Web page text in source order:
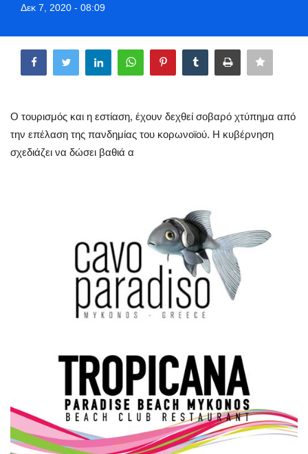
Arts & Culture
Sport
Science & Tech
Σεβασμιώτατος Δωρόθεος Β’
Cost Of Living Crisis
Opinion + Analysis
Δεκ 7, 2020 - 08:09
Ο τουρισμός και η εστίαση, έχουν δεχθεί σοβαρό χτύπημα από
την επέλαση της πανδημίας του κορωνοϊού. Η κυβέρνηση
σχεδιάζει να δώσει βαθιά α